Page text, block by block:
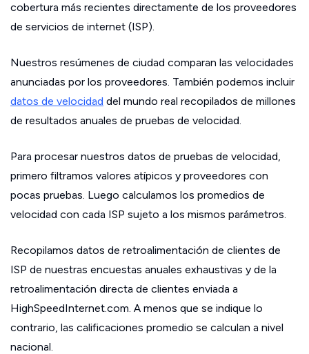
cobertura más recientes directamente de los proveedores
de servicios de internet (ISP).
Nuestros resúmenes de ciudad comparan las velocidades
anunciadas por los proveedores. También podemos incluir
datos de velocidad del mundo real recopilados de millones
de resultados anuales de pruebas de velocidad.
Para procesar nuestros datos de pruebas de velocidad,
primero filtramos valores atípicos y proveedores con
pocas pruebas. Luego calculamos los promedios de
velocidad con cada ISP sujeto a los mismos parámetros.
Recopilamos datos de retroalimentación de clientes de
ISP de nuestras encuestas anuales exhaustivas y de la
retroalimentación directa de clientes enviada a
HighSpeedInternet.com. A menos que se indique lo
contrario, las calificaciones promedio se calculan a nivel
nacional.